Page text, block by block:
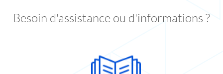
Besoin d'assistance ou d'informations ?